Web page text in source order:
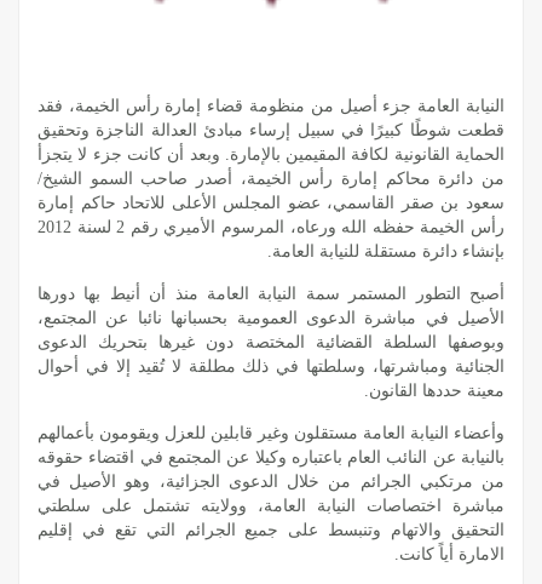
النيابة العامة جزء أصيل من منظومة قضاء إمارة رأس الخيمة، فقد
قطعت شوطًا كبيرًا في سبيل إرساء مبادئ العدالة الناجزة وتحقيق
الحماية القانونية لكافة المقيمين بالإمارة. وبعد أن كانت جزء لا يتجزأ
من دائرة محاكم إمارة رأس الخيمة، أصدر صاحب السمو الشيخ/
سعود بن صقر القاسمي، عضو المجلس الأعلى للاتحاد حاكم إمارة
رأس الخيمة حفظه الله ورعاه، المرسوم الأميري رقم 2 لسنة 2012
بإنشاء دائرة مستقلة للنيابة العامة.
أصبح التطور المستمر سمة النيابة العامة منذ أن أنيط بها دورها
الأصيل في مباشرة الدعوى العمومية بحسبانها نائبا عن المجتمع،
وبوصفها السلطة القضائية المختصة دون غيرها بتحريك الدعوى
الجنائية ومباشرتها، وسلطتها في ذلك مطلقة لا تُقيد إلا في أحوال
معينة حددها القانون.
وأعضاء النيابة العامة مستقلون وغير قابلين للعزل ويقومون بأعمالهم
بالنيابة عن النائب العام باعتباره وكيلا عن المجتمع في اقتضاء حقوقه
من مرتكبي الجرائم من خلال الدعوى الجزائية، وهو الأصيل في
مباشرة اختصاصات النيابة العامة، وولايته تشتمل على سلطتي
التحقيق والاتهام وتنبسط على جميع الجرائم التي تقع في إقليم
الامارة أياً كانت.